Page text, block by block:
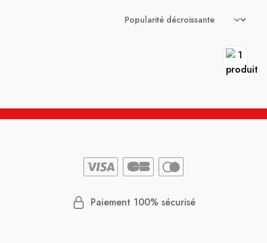
Paiement 100% sécurisé